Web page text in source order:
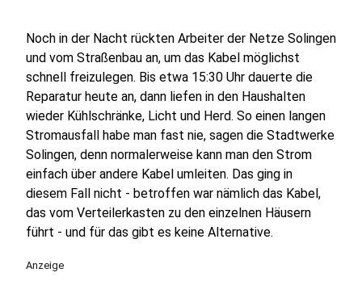
Noch in der Nacht rückten Arbeiter der Netze Solingen
und vom Straßenbau an, um das Kabel möglichst
schnell freizulegen. Bis etwa 15:30 Uhr dauerte die
Reparatur heute an, dann liefen in den Haushalten
wieder Kühlschränke, Licht und Herd. So einen langen
Stromausfall habe man fast nie, sagen die Stadtwerke
Solingen, denn normalerweise kann man den Strom
einfach über andere Kabel umleiten. Das ging in
diesem Fall nicht - betroffen war nämlich das Kabel,
das vom Verteilerkasten zu den einzelnen Häusern
führt - und für das gibt es keine Alternative.
Anzeige